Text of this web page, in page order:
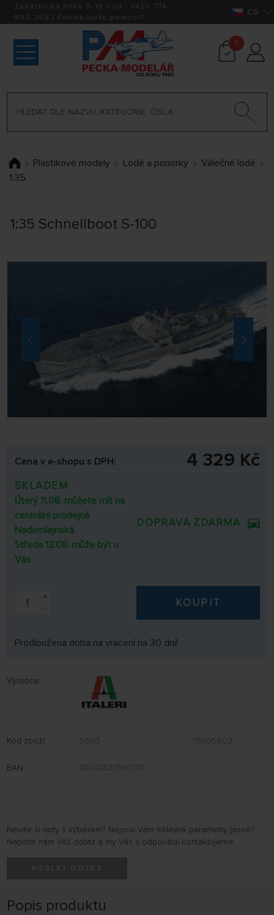
Zákaznická linka 9-18 hod.: +420 774
590 258 | Potřebujete pomoci? CS
0
Plastikové modely Lodě a ponorky
Válečné lodě
1:35
1:35 Schnellboot S-100
Cena v e-shopu s DPH: 4 329 Kč
SKLADEM
Úterý 11.08. můžete mít na
centrální prodejně
Nademlejnská
Středa 12.08. může být u
Vás
DOPRAVA ZDARMA
+
-
KOUPIT
Prodloužená doba na vrácení na 30 dní!
Výrobce:
Kód zboží: 5603 79505603
EAN: 8001283056038
Nevíte si rady s výběrem? Nejsou Vám některé parametry jasné?
Napište nám Váš dotaz a my Vás s odpovědí kontaktujeme.
Popis produktu